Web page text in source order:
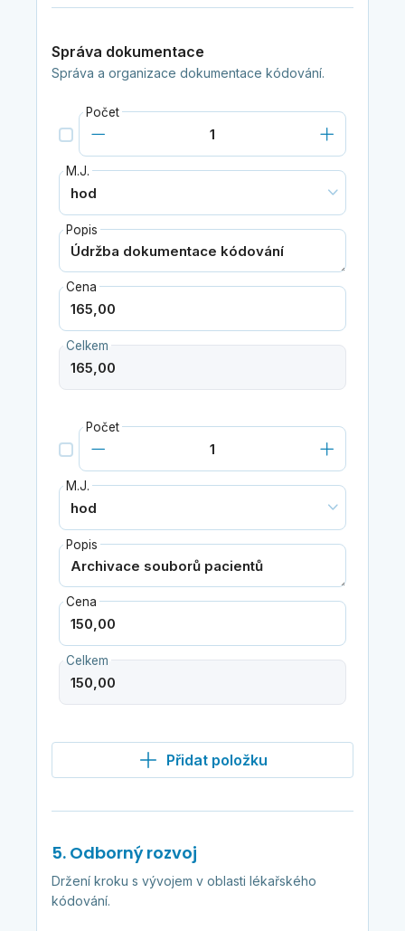
Správa dokumentace
Správa a organizace dokumentace kódování.
Počet
M.J.
Popis
Cena
Celkem
Počet
M.J.
Popis
Cena
Celkem
Přidat položku
5. Odborný rozvoj
Držení kroku s vývojem v oblasti lékařského
kódování.